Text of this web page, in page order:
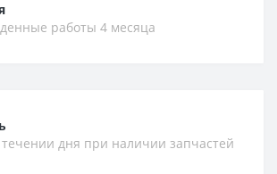
работы 4 месяца
дня при наличии запчастей